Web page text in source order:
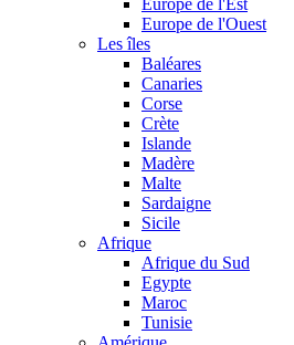
Europe de l'Est
Europe de l'Ouest
Les îles
Baléares
Canaries
Corse
Crète
Islande
Madère
Malte
Sardaigne
Sicile
Afrique
Afrique du Sud
Egypte
Maroc
Tunisie